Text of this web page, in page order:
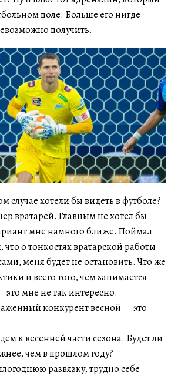
поле. Больше его нигде
получить.
случае хотели бы видеть в футболе?
вратарей. Главным не хотел бы
мне намного ближе. Поймал
что о тонкостях вратарской работы
меня будет не остановить. Что же
и всего того, чем занимается
это мне не так интересно.
конкурент весной — это
к весенней части сезона. Будет ли
чем в прошлом году?
развязку, трудно себе